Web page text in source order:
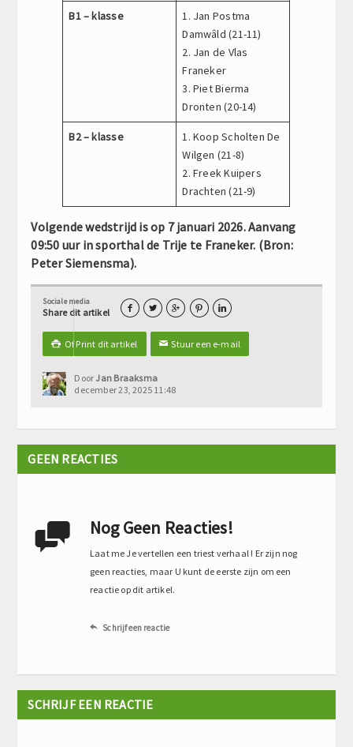
B1 – klasse
1. Jan Postma
Damwâld (21-11)
2. Jan de Vlas
Franeker
3. Piet Bierma
Dronten (20-14)
B2 – klasse
1. Koop Scholten De
Wilgen (21-8)
2. Freek Kuipers
Drachten (21-9)
Volgende wedstrijd is op 7 januari 2026. Aanvang
09:50 uur in sporthal de Trije te Franeker. (Bron:
Peter Siemensma).
Sociale media
Share dit artikel     
 Of Print dit artikel ✉Stuur een e-mail
DoorJan Braaksma
december 23, 2025 11:48
GEEN REACTIES
 Nog Geen Reacties!
Laat me Je vertellen een triest verhaal ! Er zijn nog
geen reacties, maar U kunt de eerste zijn om een
reactie op dit artikel.
 Schrijf een reactie
SCHRIJF EEN REACTIE